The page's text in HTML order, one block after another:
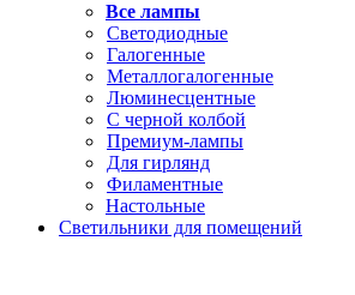
Все лампы
Светодиодные
Галогенные
Металлогалогенные
Люминесцентные
С черной колбой
Премиум-лампы
Для гирлянд
Филаментные
Настольные
Светильники для помещений